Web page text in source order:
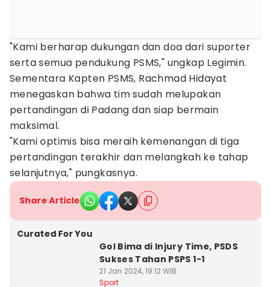
"Kami berharap dukungan dan doa dari suporter
serta semua pendukung PSMS," ungkap Legimin.
Sementara Kapten PSMS, Rachmad Hidayat
menegaskan bahwa tim sudah melupakan
pertandingan di Padang dan siap bermain
maksimal.
"Kami optimis bisa meraih kemenangan di tiga
pertandingan terakhir dan melangkah ke tahap
selanjutnya," pungkasnya.
Share Article
Curated For You
Gol Bima di Injury Time, PSDS
Sukses Tahan PSPS 1-1
21 Jan 2024, 19:12 WIB
Sport